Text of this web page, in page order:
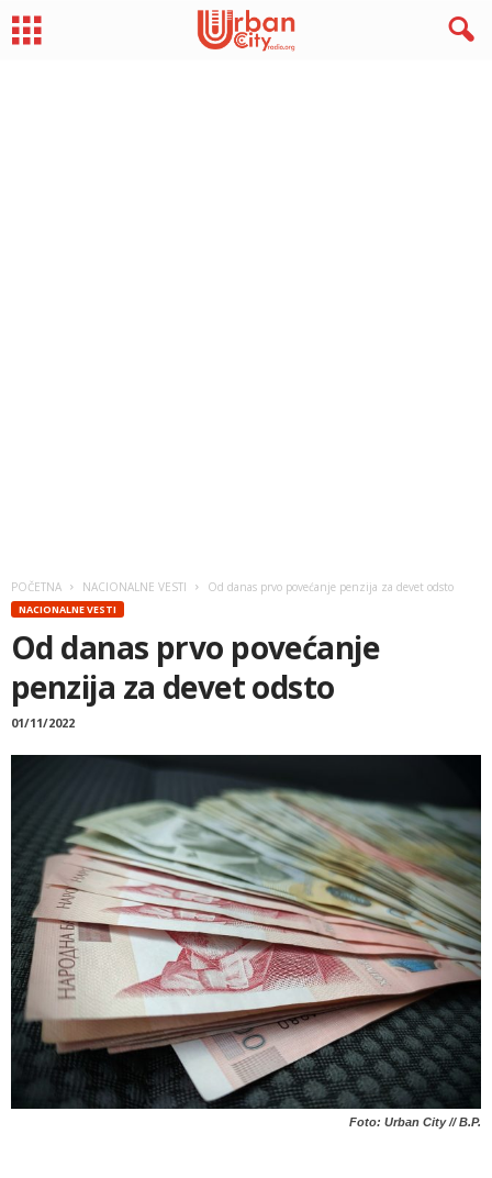
POČETNA NACIONALNE VESTI Od danas prvo povećanje penzija za devet odsto
NACIONALNE VESTI
Od danas prvo povećanje
penzija za devet odsto
01/11/2022
Foto: Urban City // B.P.